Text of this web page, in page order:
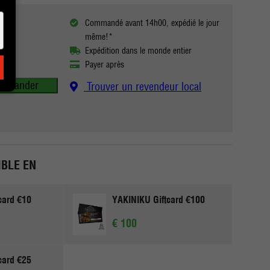
Commandé avant 14h00, expédié le jour
même!*
Expédition dans le monde entier
Payer après
Trouver un revendeur local
EN
€10 YAKINIKU Giftcard €100
€ 100
€25